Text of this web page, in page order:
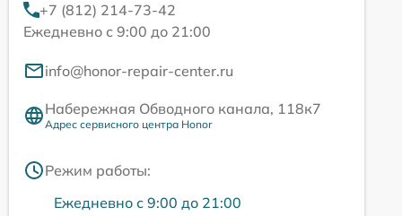
+7 (812) 214-73-42
Ежедневно с 9:00 до 21:00
info@honor-repair-center.ru
Набережная Обводного канала, 118к7
Адрес сервисного центра Honor
Режим работы:
Ежедневно с 9:00 до 21:00